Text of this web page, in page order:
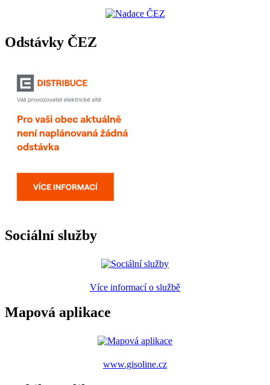
Odstávky ČEZ
Sociální služby
Více informací o službě
Mapová aplikace
www.gisoline.cz